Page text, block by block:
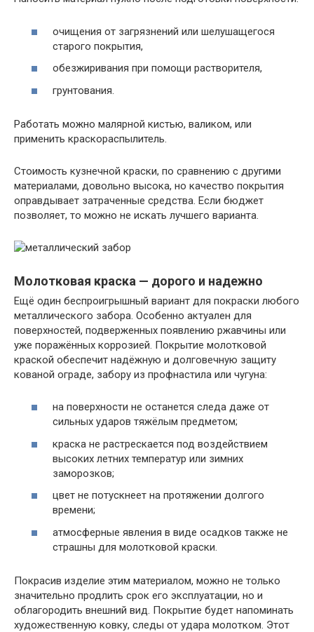
очищения от загрязнений или шелушащегося
старого покрытия,
обезжиривания при помощи растворителя,
грунтования.
Работать можно малярной кистью, валиком, или
применить краскораспылитель.
Стоимость кузнечной краски, по сравнению с другими
материалами, довольно высока, но качество покрытия
оправдывает затраченные средства. Если бюджет
позволяет, то можно не искать лучшего варианта.
Молотковая краска — дорого и надежно
Ещё один беспроигрышный вариант для покраски любого
металлического забора. Особенно актуален для
поверхностей, подверженных появлению ржавчины или
уже поражённых коррозией. Покрытие молотковой
краской обеспечит надёжную и долговечную защиту
кованой ограде, забору из профнастила или чугуна:
на поверхности не останется следа даже от
сильных ударов тяжёлым предметом;
краска не растрескается под воздействием
высоких летних температур или зимних
заморозков;
цвет не потускнеет на протяжении долгого
времени;
атмосферные явления в виде осадков также не
страшны для молотковой краски.
Покрасив изделие этим материалом, можно не только
значительно продлить срок его эксплуатации, но и
облагородить внешний вид. Покрытие будет напоминать
художественную ковку, следы от удара молотком. Этот